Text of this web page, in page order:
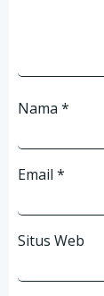
Nama *
Email *
Situs Web